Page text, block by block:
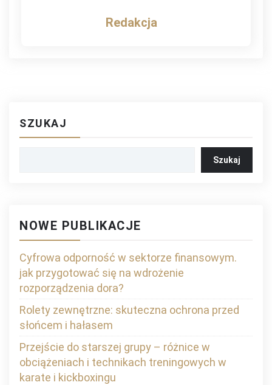
Redakcja
SZUKAJ
Szukaj
NOWE PUBLIKACJE
Cyfrowa odporność w sektorze finansowym.
jak przygotować się na wdrożenie
rozporządzenia dora?
Rolety zewnętrzne: skuteczna ochrona przed
słońcem i hałasem
Przejście do starszej grupy – różnice w
obciążeniach i technikach treningowych w
karate i kickboxingu